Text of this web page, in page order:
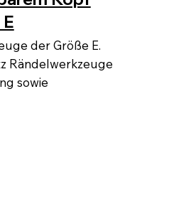
der Größe E.
Rändelwerkzeuge
sowie